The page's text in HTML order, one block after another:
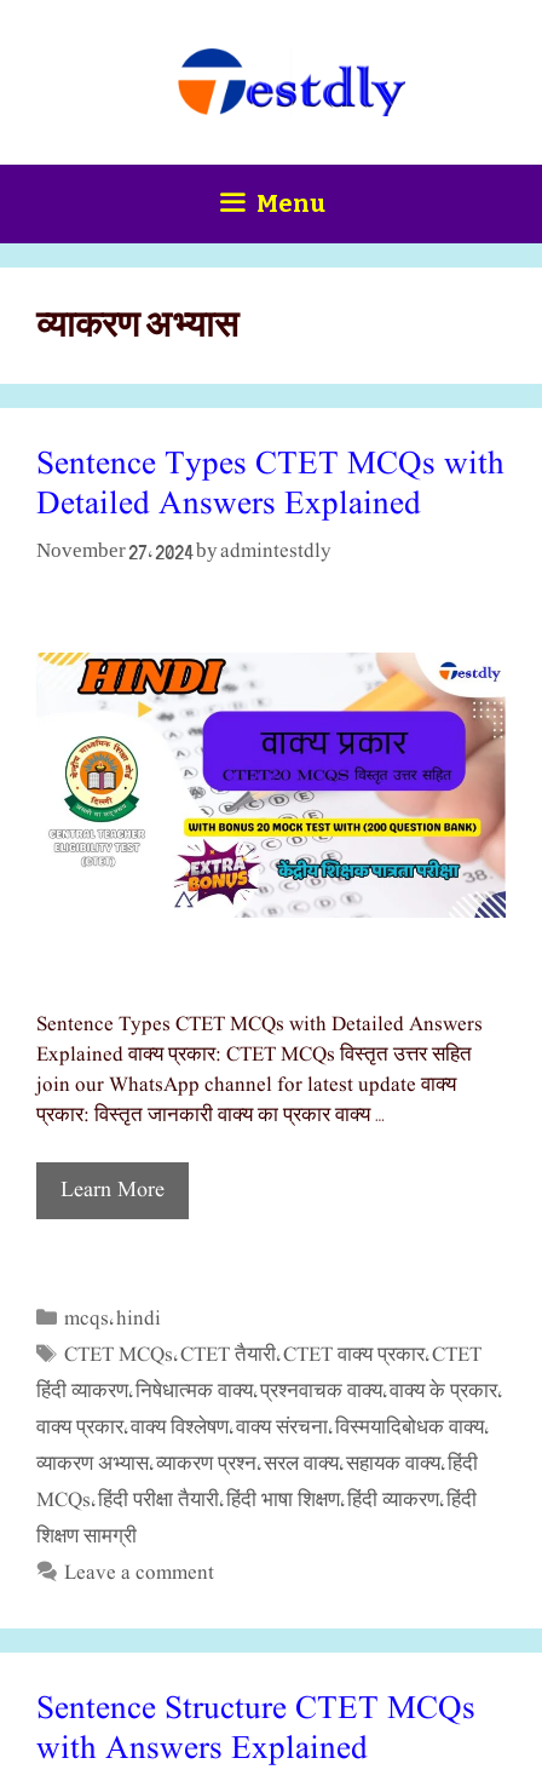
Menu
व्याकरण अभ्यास
Sentence Types CTET MCQs with
Detailed Answers Explained
November 27, 2024 byadmintestdly
Sentence Types CTET MCQs with Detailed Answers
Explained वाक्य प्रकार: CTET MCQs विस्तृत उत्तर सहित
join our WhatsApp channel for latest update वाक्य
प्रकार: विस्तृत जानकारी वाक्य का प्रकार वाक्य …
Learn More
Categories
mcqs,hindi
Tags
CTET MCQs,CTET तैयारी,CTET वाक्य प्रकार,CTET
हिंदी व्याकरण, निषेधात्मक वाक्य, प्रश्नवाचक वाक्य, वाक्य के प्रकार,
वाक्य प्रकार, वाक्य विश्लेषण, वाक्य संरचना, विस्मयादिबोधक वाक्य,
व्याकरण अभ्यास, व्याकरण प्रश्न, सरल वाक्य, सहायक वाक्य, हिंदी
MCQs, हिंदी परीक्षा तैयारी, हिंदी भाषा शिक्षण, हिंदी व्याकरण, हिंदी
शिक्षण सामग्री
Leave a comment
Sentence Structure CTET MCQs
with Answers Explained